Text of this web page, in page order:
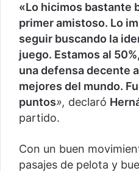
«Lo hicimos bastante
primer amistoso. Lo
seguir buscando la
juego. Estamos al
una defensa decente
mejores del mundo.
puntos», declaró
partido.
Con un buen
pasajes de pelota y